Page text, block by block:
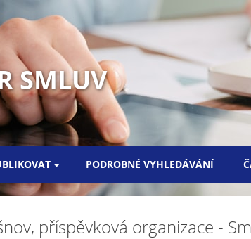
SMLUV
PODROBNÉ VYHLEDÁVÁNÍ
příspěvková organizace -